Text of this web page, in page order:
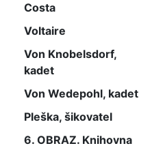
Costa
Voltaire
Von Knobelsdorf,
kadet
Von Wedepohl, kadet
Pleška, šikovatel
6. OBRAZ. Knihovna